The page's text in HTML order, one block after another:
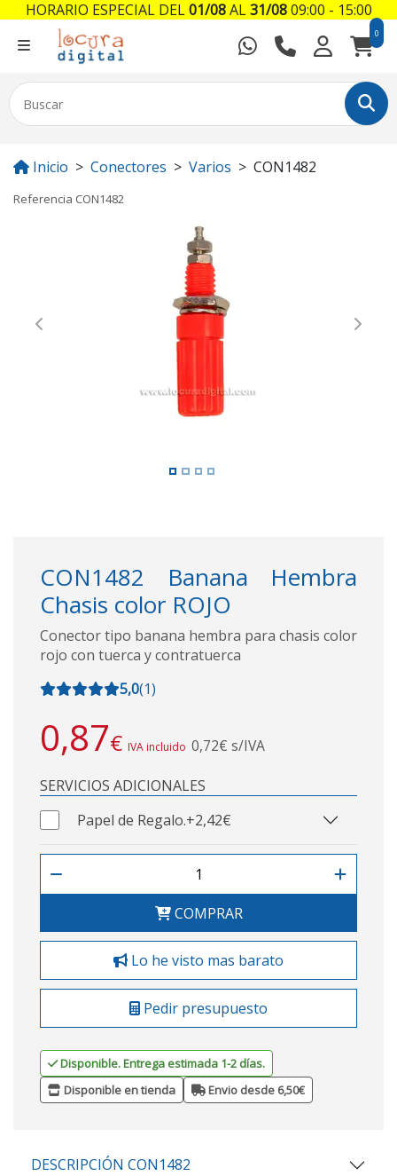
0
Inicio Conectores Varios CON1482
Referencia CON1482
Previous Next
CON1482 Banana Hembra
Chasis color ROJO
Conector tipo banana hembra para chasis color
rojo con tuerca y contratuerca
5,0(1)
0,87€ IVA incluido 0,72€ s/IVA
SERVICIOS ADICIONALES
Papel de Regalo.+2,42€
COMPRAR
Lo he visto mas barato
Pedir presupuesto
Disponible. Entrega estimada 1-2 días.
Disponible en tienda
Envio desde 6,50€
DESCRIPCIÓN CON1482
HORARIO ESPECIAL DEL01/08AL31/0809:00 - 15:00